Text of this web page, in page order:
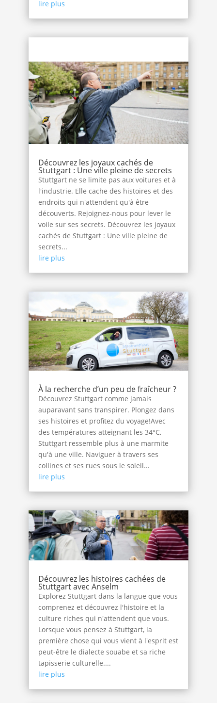
lire plus
Découvrez les joyaux cachés de
Stuttgart : Une ville pleine de secrets
Stuttgart ne se limite pas aux voitures et à
l'industrie. Elle cache des histoires et des
endroits qui n'attendent qu'à être
découverts. Rejoignez-nous pour lever le
voile sur ses secrets. Découvrez les joyaux
cachés de Stuttgart : Une ville pleine de
secrets...
lire plus
À la recherche d’un peu de fraîcheur ?
Découvrez Stuttgart comme jamais
auparavant sans transpirer. Plongez dans
ses histoires et profitez du voyage!Avec
des températures atteignant les 34°C,
Stuttgart ressemble plus à une marmite
qu'à une ville. Naviguer à travers ses
collines et ses rues sous le soleil...
lire plus
Découvrez les histoires cachées de
Stuttgart avec Anselm
Explorez Stuttgart dans la langue que vous
comprenez et découvrez l'histoire et la
culture riches qui n'attendent que vous.
Lorsque vous pensez à Stuttgart, la
première chose qui vous vient à l'esprit est
peut-être le dialecte souabe et sa riche
tapisserie culturelle....
lire plus